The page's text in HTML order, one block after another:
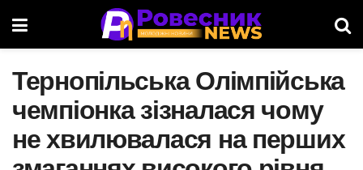
Тернопільська Олімпійська
чемпіонка зізналася чому
не хвилювалася на перших